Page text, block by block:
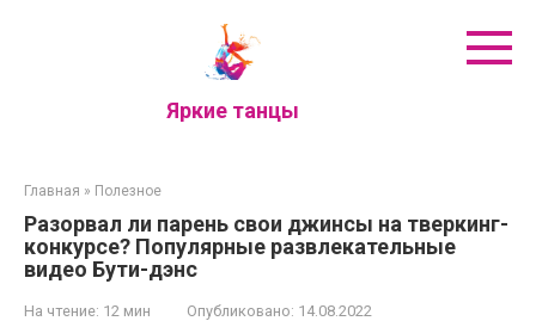
Яркие танцы
Главная » Полезное
Разорвал ли парень свои джинсы на тверкинг-
конкурсе? Популярные развлекательные
видео Бути-дэнс
На чтение: 12 мин Опубликовано: 14.08.2022